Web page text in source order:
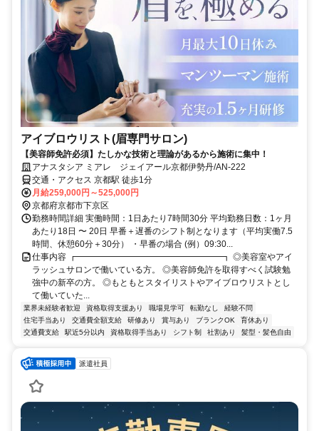
アイブロウリスト(眉専門サロン)
【美容師免許必須】たしかな技術と理論があるから施術に集中！
アナスタシア ミアレ ジェイアール京都伊勢丹/AN-222
交通・アクセス 京都駅 徒歩1分
月給259,000円～525,000円
京都府京都市下京区
勤務時間詳細 実働時間：1日あたり7時間30分 平均勤務日数：1ヶ月
あたり18日 〜 20日 早番＋遅番のシフト制となります（平均実働7.5
時間、休憩60分＋30分） ・早番の場合 (例）09:30...
仕事内容 ┏━━━━━━━━━━━━━━━━━┓ ◎美容室やアイ
ラッシュサロンで働いている方。 ◎美容師免許を取得すべく試験勉
強中の新卒の方。 ◎もともとスタイリストやアイブロウリストとし
て働いていた...
業界未経験者歓迎 資格取得支援あり 職場見学可 転勤なし
経験不問
住宅手当あり
交通費全額支給 研修あり 賞与あり ブランクOK
育休あり
交通費支給
駅近5分以内 資格取得手当あり シフト制 社割あり 髪型・髪色自由
派遣社員